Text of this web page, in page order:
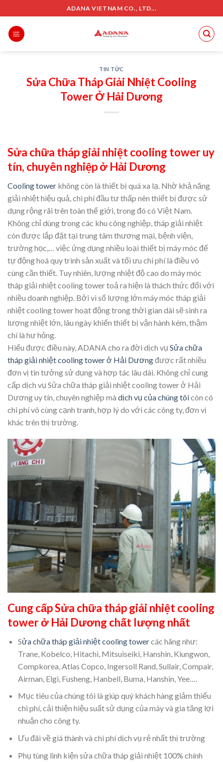
to
content
ADANA VIETNAM CO., LTD...
TIN TỨC
Sửa Chữa Tháp Giải Nhiệt Cooling
Tower Ở Hải Dương
Sửa chữa tháp giải nhiệt cooling tower uy
tín, chuyên nghiệp ở Hải Dương
Cooling tower không còn là thiết bị quá xa lạ. Nhờ khả năng
giải nhiệt hiệu quả, chi phí đầu tư thấp nên thiết bị được sử
dụng rộng rãi trên toàn thế giới, trong đó có Việt Nam.
Không chỉ dùng trong các khu công nghiệp, tháp giải nhiệt
còn được lắp đặt tại trung tâm thương mại, bệnh viện,
trường học,… việc ứng dụng nhiều loại thiết bị máy móc để
tự động hoá quy trình sản xuất và tối ưu chi phí là điều vô
cùng cần thiết. Tuy nhiên, lượng nhiệt độ cao do máy móc
tháp giải nhiệt cooling tower toả ra hiện là thách thức đối với
nhiều doanh nghiệp. Bởi vì số lượng lớn máy móc tháp giải
nhiệt cooling tower hoạt động trong thời gian dài sẽ sinh ra
lượng nhiệt lớn, lâu ngày khiến thiết bị vận hành kém, thậm
chí là hư hỏng.
Hiểu được điều này, ADANA cho ra đời dịch vụ Sửa chữa
tháp giải nhiệt cooling tower ở Hải Dươngđược rất nhiều
đơn vị tin tưởng sử dụng và hợp tác lâu dài. Không chỉ cung
cấp dịch vụ Sửa chữa tháp giải nhiệt cooling tower ở Hải
Dương uy tín, chuyên nghiệp mà dịch vụ của chúng tôicòn có
chi phí vô cùng cạnh tranh, hợp lý do với các công ty, đơn vị
khác trên thị trường.
Cung cấp Sửa chữa tháp giải nhiệt cooling
tower ở Hải Dương chất lượng nhất
Sửa chữa tháp giải nhiệt cooling towercác hãng như:
Trane, Kobelco, Hitachi, Mitsuiseiki, Hanshin, Kiungwon,
Compkorea, Atlas Copco, Ingersoll Rand, Sullair, Compair,
Airman, Elgi, Fusheng, Hanbell, Buma, Hanshin, Yee….
Mục tiêu của chúng tôi là giúp quý khách hàng giảm thiểu
chi phí, cải thiện hiệu suất sử dụng của máy và gia tăng lợi
nhuận cho công ty.
Ưu đãi về giá thành và chi phí dịch vụ rẻ nhất thị trường
Phụ tùng linh kiện sửa chữa tháp giải nhiệt 100% chính